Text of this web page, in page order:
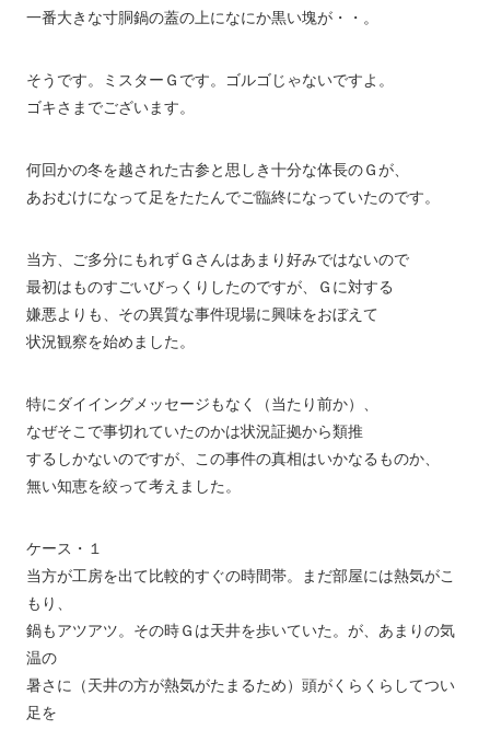
一番大きな寸胴鍋の蓋の上になにか黒い塊が・・。
そうです。ミスターＧです。ゴルゴじゃないですよ。
ゴキさまでございます。
何回かの冬を越された古参と思しき十分な体長のＧが、
あおむけになって足をたたんでご臨終になっていたのです。
当方、ご多分にもれずＧさんはあまり好みではないので
最初はものすごいびっくりしたのですが、Ｇに対する
嫌悪よりも、その異質な事件現場に興味をおぼえて
状況観察を始めました。
特にダイイングメッセージもなく（当たり前か）、
なぜそこで事切れていたのかは状況証拠から類推
するしかないのですが、この事件の真相はいかなるものか、
無い知恵を絞って考えました。
ケース・１
当方が工房を出て比較的すぐの時間帯。まだ部屋には熱気がこ
もり、
鍋もアツアツ。その時Ｇは天井を歩いていた。が、あまりの気
温の
暑さに（天井の方が熱気がたまるため）頭がくらくらしてつい
足を